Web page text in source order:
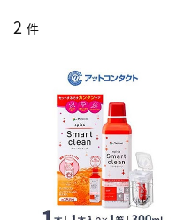
2 件